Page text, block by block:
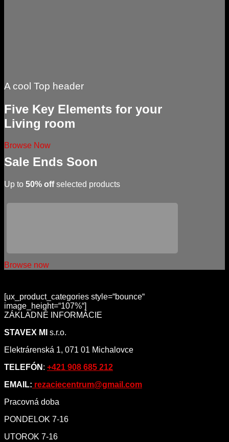
A cool Top header
Five Key Elements for your
Living room
Browse Now
Sale Ends Soon
Up to 50% offselected products
Browse now
[ux_product_categories style=“bounce“
image_height=“107%“]
ZÁKLADNÉ INFORMÁCIE
STAVEX MI s.r.o.
Elektrárenská 1, 071 01 Michalovce
TELEFÓN : +421 908 685 212
EMAIL: rezaciecentrum@gmail.com
Pracovná doba
PONDELOK 7-16
UTOROK 7-16